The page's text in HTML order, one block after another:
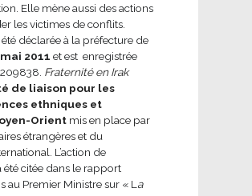
Elle mène aussi des actions
les victimes de conflits.
déclarée à la préfecture de
2011 et est enregistrée
Fraternité en Irak
de liaison pour les
ethniques et
Orientmis en place par
étrangères et du
L’action de
été citée dans le rapport
au Premier Ministre sur « L a